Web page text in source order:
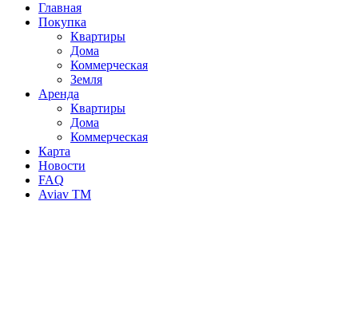
Главная
Покупка
Квартиры
Дома
Коммерческая
Земля
Аренда
Квартиры
Дома
Коммерческая
Карта
Новости
FAQ
Aviav TM